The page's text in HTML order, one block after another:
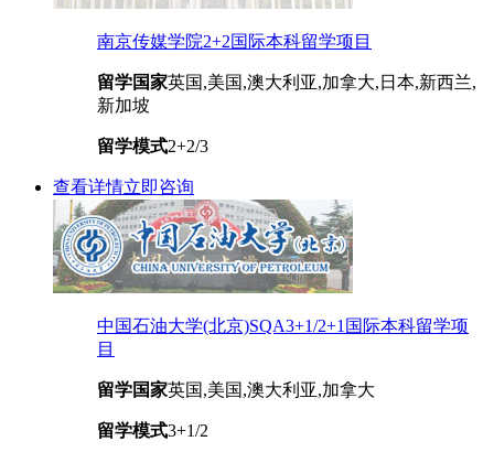
南京传媒学院2+2国际本科留学项目
留学国家英国,美国,澳大利亚,加拿大,日本,新西兰,
新加坡
留学模式2+2/3
查看详情立即咨询
中国石油大学(北京)SQA3+1/2+1国际本科留学项
目
留学国家英国,美国,澳大利亚,加拿大
留学模式3+1/2